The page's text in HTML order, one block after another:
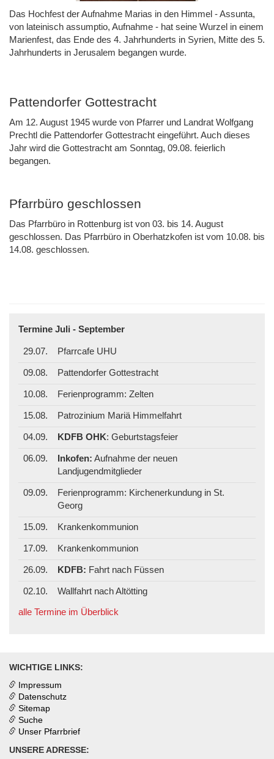
Das Hochfest der Aufnahme Marias in den Himmel - Assunta,
von lateinisch assumptio, Aufnahme - hat seine Wurzel in einem
Marienfest, das Ende des 4. Jahrhunderts in Syrien, Mitte des 5.
Jahrhunderts in Jerusalem begangen wurde.
Pattendorfer Gottestracht
Am 12. August 1945 wurde von Pfarrer und Landrat Wolfgang
Prechtl die Pattendorfer Gottestracht eingeführt. Auch dieses
Jahr wird die Gottestracht am Sonntag, 09.08. feierlich
begangen.
Pfarrbüro geschlossen
Das Pfarrbüro in Rottenburg ist von 03. bis 14. August
geschlossen. Das Pfarrbüro in Oberhatzkofen ist vom 10.08. bis
14.08. geschlossen.
Termine Juli - September
29.07. Pfarrcafe UHU
09.08. Pattendorfer Gottestracht
10.08. Ferienprogramm: Zelten
15.08. Patrozinium Mariä Himmelfahrt
04.09. KDFB OHK: Geburtstagsfeier
06.09. Inkofen: Aufnahme der neuen
Landjugendmitglieder
09.09.
Ferienprogramm: Kirchenerkundung in St.
Georg
15.09. Krankenkommunion
17.09. Krankenkommunion
26.09. KDFB: Fahrt nach Füssen
02.10.
Wallfahrt nach Altötting
alle Termine im Überblick
WICHTIGE LINKS:
Impressum
Datenschutz
Sitemap
Suche
Unser Pfarrbrief
UNSERE ADRESSE: